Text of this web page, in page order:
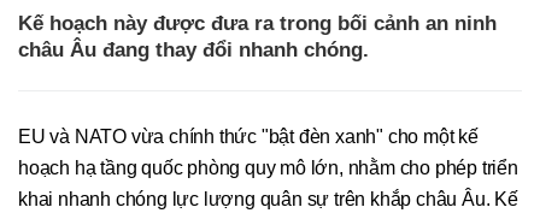
Kế hoạch này được đưa ra trong bối cảnh an ninh
châu Âu đang thay đổi nhanh chóng.
EU và NATO vừa chính thức "bật đèn xanh" cho một kế
hoạch hạ tầng quốc phòng quy mô lớn, nhằm cho phép triển
khai nhanh chóng lực lượng quân sự trên khắp châu Âu. Kế